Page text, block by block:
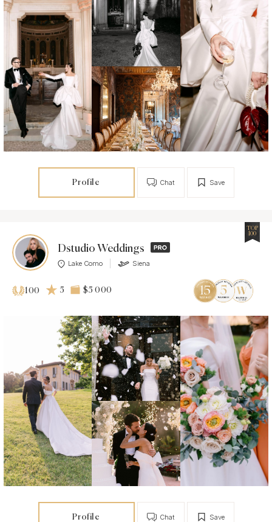
Profile Save
Chat
Dstudio Weddings
Lake Como Siena
TOP
100
100 5 $5 000
Profile Save
Chat